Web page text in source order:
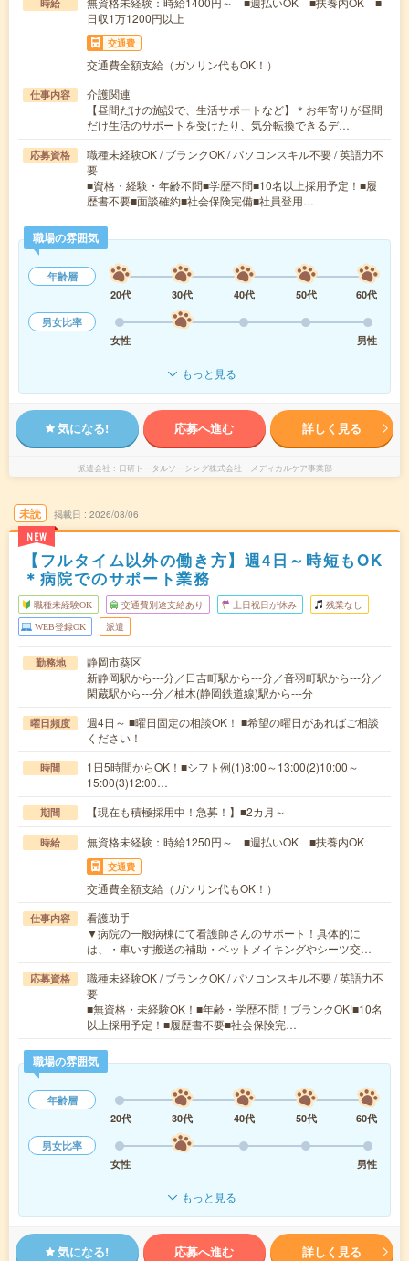
時給
日収1万1200円以上
交通費
交通費全額支給（ガソリン代もOK！）
仕事内容
介護関連
【昼間だけの施設で、生活サポートなど】＊お年寄りが昼間
だけ生活のサポートを受けたり、気分転換できるデ…
応募資格
職種未経験OK / ブランクOK / パソコンスキル不要 / 英語力不
要
■資格・経験・年齢不問■学歴不問■10名以上採用予定！■履
歴書不要■面談確約■社会保険完備■社員登用…
職場の雰囲気
年齢層
20代
30代 40代 50代
60代
男女比率
女性
男性
もっと見る
気になる! 応募へ進む 詳しく見る
派遣会社 日研トータルソーシング株式会社 メディカルケア事業部
未読
NEW
掲載日 2026/08/06
【フルタイム以外の働き方】週4日～時短もOK
＊病院でのサポート業務
職種未経験OK 交通費別途支給あり 土日祝日が休み 残業なし
WEB登録OK 派遣
勤務地
静岡市葵区
新静岡駅から---分／日吉町駅から---分／音羽町駅から---分／
閑蔵駅から---分／柚木(静岡鉄道線)駅から---分
曜日頻度
週4日～ ■曜日固定の相談OK！ ■希望の曜日があればご相談
ください！
時間
1日5時間からOK！■シフト例(1)8:00～13:00(2)10:00～
15:00(3)12:00…
期間 【現在も積極採用中！急募！】■2カ月～
時給 無資格未経験：時給1250円～ ■週払いOK ■扶養内OK
交通費
交通費全額支給（ガソリン代もOK！）
仕事内容
看護助手
▼病院の一般病棟にて看護師さんのサポート！具体的に
は、・車いす搬送の補助・ベットメイキングやシーツ交…
応募資格
職種未経験OK / ブランクOK / パソコンスキル不要 / 英語力不
要
■無資格・未経験OK！■年齢・学歴不問！ブランクOK!■10名
以上採用予定！■履歴書不要■社会保険完…
職場の雰囲気
年齢層
20代
30代 40代 50代
60代
男女比率
女性
男性
もっと見る
気になる! 応募へ進む 詳しく見る